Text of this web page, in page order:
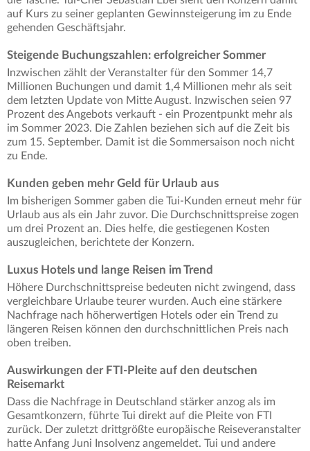
auf Kurs zu seiner geplanten Gewinnsteigerung im zu Ende
gehenden Geschäftsjahr.
Steigende Buchungszahlen: erfolgreicher Sommer
Inzwischen zählt der Veranstalter für den Sommer 14,7
Millionen Buchungen und damit 1,4 Millionen mehr als seit
dem letzten Update von Mitte August. Inzwischen seien 97
Prozent des Angebots verkauft - ein Prozentpunkt mehr als
im Sommer 2023. Die Zahlen beziehen sich auf die Zeit bis
zum 15. September. Damit ist die Sommersaison noch nicht
zu Ende.
Kunden geben mehr Geld für Urlaub aus
Im bisherigen Sommer gaben die Tui-Kunden erneut mehr für
Urlaub aus als ein Jahr zuvor. Die Durchschnittspreise zogen
um drei Prozent an. Dies helfe, die gestiegenen Kosten
auszugleichen, berichtete der Konzern.
Luxus Hotels und lange Reisen im Trend
Höhere Durchschnittspreise bedeuten nicht zwingend, dass
vergleichbare Urlaube teurer wurden. Auch eine stärkere
Nachfrage nach höherwertigen Hotels oder ein Trend zu
längeren Reisen können den durchschnittlichen Preis nach
oben treiben.
Auswirkungen der FTI-Pleite auf den deutschen
Reisemarkt
Dass die Nachfrage in Deutschland stärker anzog als im
Gesamtkonzern, führte Tui direkt auf die Pleite von FTI
zurück. Der zuletzt drittgrößte europäische Reiseveranstalter
hatte Anfang Juni Insolvenz angemeldet. Tui und andere